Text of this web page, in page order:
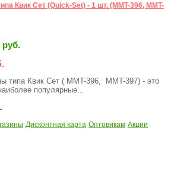
Квик Сет (Quick-Set) - 1 шт. (MMT-396, MMT-
руб.
типа Квик Сет ( MMT-396, MMT-397) - это
популярные...
Дисконтная карта Оптовикам Акции